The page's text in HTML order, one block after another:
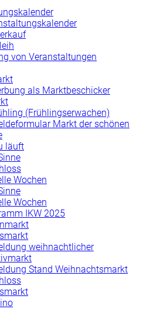
von Veranstaltungen
als Marktbeschicker
(Frühlingserwachen)
Markt der schönen
läuft
Wochen
Wochen
IKW 2025
weihnachtlicher
Stand Weihnachtsmarkt